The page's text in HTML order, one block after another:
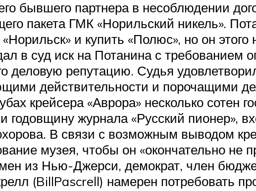
бывшего партнера в несоблюдении
пакета ГМК «Норильский никель».
и купить «Полюс», но он этого
в суд иск на Потанина с требованием
деловую репутацию. Судья
действительности и порочащими
крейсера «Аврора» несколько сотен
годовщину журнала «Русский пионер»,
В связи с возможным выводом
музея, чтобы он «окончательно не
из Нью-Джерси, демократ, член
(BillPascrell) намерен потребовать